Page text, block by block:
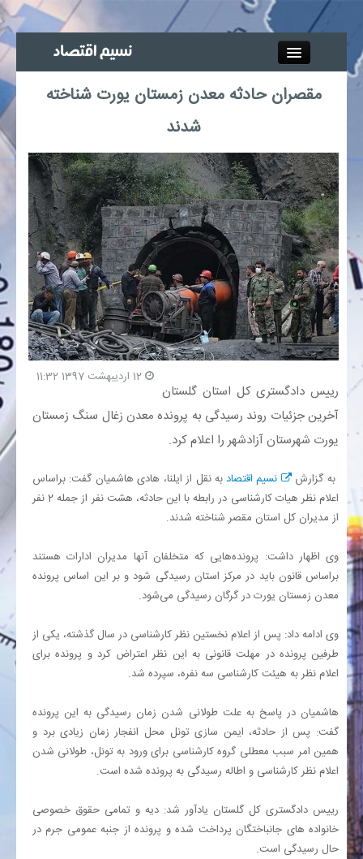
آگهی استخدام
پیوند‌ها
چند رسانه‌ای
صنعت معدن و تجارت
بیمه و بورس
بانک
انرژی
اقتصاد
مقصران حادثه معدن زمستان یورت شناخته
شدند
رییس دادگستری کل استان گلستان
آخرین جزئیات روند رسیدگی به پرونده معدن زغال سنگ زمستان
یورت شهرستان آزادشهر را اعلام کرد.
به گزارش نسیم اقتصادبه نقل از ایلنا، هادی هاشمیان گفت: براساس
اعلام نظر هیات کارشناسی در رابطه با این حادثه، هشت نفر از جمله 2 نفر
از مدیران کل استان مقصر شناخته شدند.
وی اظهار داشت: پرونده‌هایی که متخلفان آنها مدیران ادارات هستند
براساس قانون باید در مرکز استان رسیدگی شود و بر این اساس پرونده
معدن زمستان یورت در گرگان رسیدگی می‌شود.
وی ادامه داد: پس از اعلام نخستین نظر کارشناسی در سال گذشته، یکی از
طرفین پرونده در مهلت قانونی به این نظر اعتراض کرد و پرونده برای
اعلام نظر به هیئت کارشناسی سه نفره، سپرده شد.
هاشمیان در پاسخ به علت طولانی شدن زمان رسیدگی به این پرونده
گفت: پس از حادثه، ایمن سازی تونل محل انفجار زمان زیادی برد و
همین امر سبب معطلی گروه کارشناسی برای ورود به تونل، طولانی شدن
اعلام نظر کارشناسی و اطاله رسیدگی به پرونده شده است.
رییس دادگستری کل گلستان یادآور شد: دیه و تمامی حقوق خصوصی
خانواده های جانباختگان پرداخت شده و پرونده از جنبه عمومی جرم در
حال رسیدگی است.